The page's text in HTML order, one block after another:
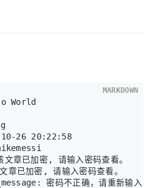
World
26 20:22:58
章已加密, 请输入密码查看。
章已加密, 请输入密码查看。
message: 密码不正确，请重新输入！
MARKDOWN